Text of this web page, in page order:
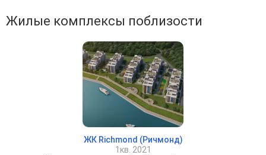
Жилые комплексы поблизости
ЖК Richmond (Ричмонд)
1кв. 2021